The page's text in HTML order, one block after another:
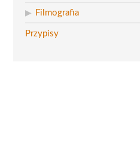
Filmografia
Przypisy